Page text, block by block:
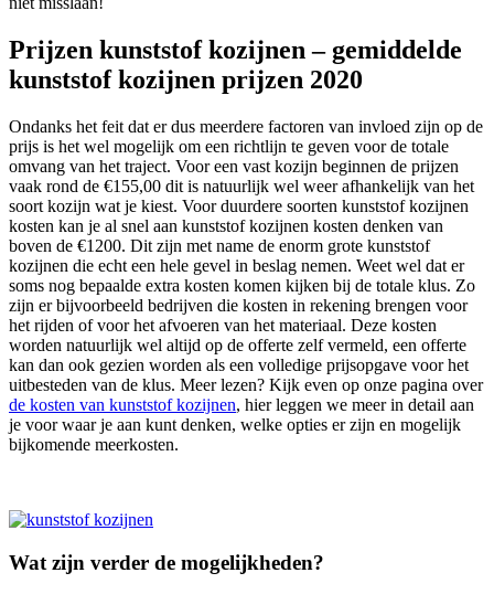
Prijzen kunststof kozijnen – gemiddelde
kunststof kozijnen prijzen 2020
Ondanks het feit dat er dus meerdere factoren van invloed zijn op de
prijs is het wel mogelijk om een richtlijn te geven voor de totale
omvang van het traject. Voor een vast kozijn beginnen de prijzen
vaak rond de €155,00 dit is natuurlijk wel weer afhankelijk van het
soort kozijn wat je kiest. Voor duurdere soorten kunststof kozijnen
kosten kan je al snel aan kunststof kozijnen kosten denken van
boven de €1200. Dit zijn met name de enorm grote kunststof
kozijnen die echt een hele gevel in beslag nemen. Weet wel dat er
soms nog bepaalde extra kosten komen kijken bij de totale klus. Zo
zijn er bijvoorbeeld bedrijven die kosten in rekening brengen voor
het rijden of voor het afvoeren van het materiaal. Deze kosten
worden natuurlijk wel altijd op de offerte zelf vermeld, een offerte
kan dan ook gezien worden als een volledige prijsopgave voor het
uitbesteden van de klus. Meer lezen? Kijk even op onze pagina over
de kosten van kunststof kozijnen, hier leggen we meer in detail aan
je voor waar je aan kunt denken, welke opties er zijn en mogelijk
bijkomende meerkosten.
Wat zijn verder de mogelijkheden?